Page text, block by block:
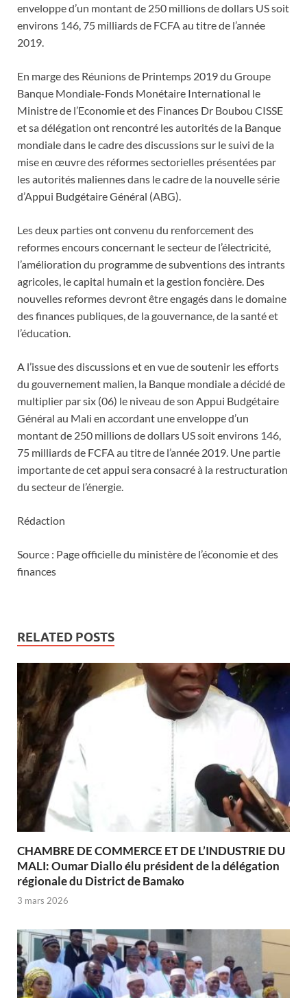
enveloppe d’un montant de 250 millions de dollars US soit
environs 146, 75 milliards de FCFA au titre de l’année
2019.
En marge des Réunions de Printemps 2019 du Groupe
Banque Mondiale-Fonds Monétaire International le
Ministre de l’Economie et des Finances Dr Boubou CISSE
et sa délégation ont rencontré les autorités de la Banque
mondiale dans le cadre des discussions sur le suivi de la
mise en œuvre des réformes sectorielles présentées par
les autorités maliennes dans le cadre de la nouvelle série
d’Appui Budgétaire Général (ABG).
Les deux parties ont convenu du renforcement des
reformes encours concernant le secteur de l’électricité,
l’amélioration du programme de subventions des intrants
agricoles, le capital humain et la gestion foncière. Des
nouvelles reformes devront être engagés dans le domaine
des finances publiques, de la gouvernance, de la santé et
l’éducation.
A l’issue des discussions et en vue de soutenir les efforts
du gouvernement malien, la Banque mondiale a décidé de
multiplier par six (06) le niveau de son Appui Budgétaire
Général au Mali en accordant une enveloppe d’un
montant de 250 millions de dollars US soit environs 146,
75 milliards de FCFA au titre de l’année 2019. Une partie
importante de cet appui sera consacré à la restructuration
du secteur de l’énergie.
Rédaction
Source : Page officielle du ministère de l’économie et des
finances
RELATED POSTS
CHAMBRE DE COMMERCE ET DE L’INDUSTRIE DU
MALI: Oumar Diallo élu président de la délégation
régionale du District de Bamako
3 mars 2026